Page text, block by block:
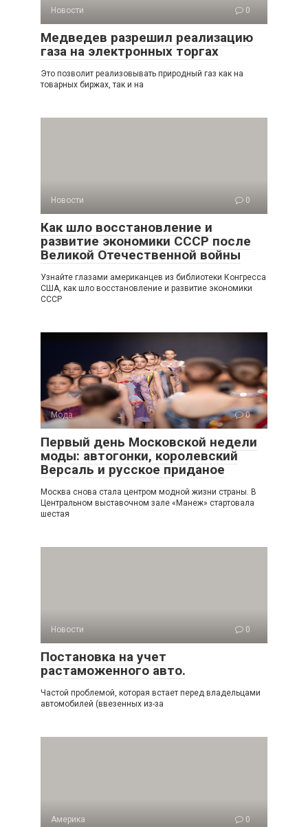
Новости 0
Медведев разрешил реализацию
газа на электронных торгах
Это позволит реализовывать природный газ как на
товарных биржах, так и на
Новости 0
Как шло восстановление и
развитие экономики СССР после
Великой Отечественной войны
Узнайте глазами американцев из библиотеки Конгресса
США, как шло восстановление и развитие экономики
СССР
Мода 0
Первый день Московской недели
моды: автогонки, королевский
Версаль и русское приданое
Москва снова стала центром модной жизни страны. В
Центральном выставочном зале «Манеж» стартовала
шестая
Новости 0
Постановка на учет
растаможенного авто.
Частой проблемой, которая встает перед владельцами
автомобилей (ввезенных из-за
Америка 0